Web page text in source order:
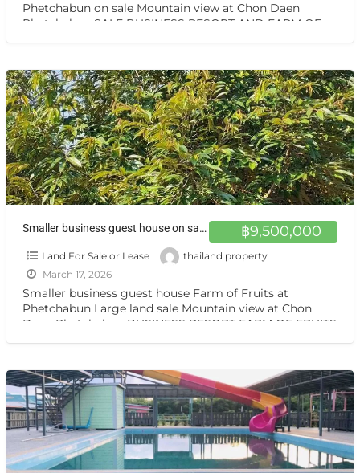
Phetchabun on sale Mountain view at Chon Daen
Phetchabun SALE BUSINESS RESORT AND FARM OF
฿9,500,000
Smaller business guest house on sale Mountain view at Chon Daen Phetchabun ขายกิจการห้องพักและสวนผลไม้ไทยฉ่ำๆ ชนแดน เพชรบูรณ์ 10 ไร่
Land For Sale or Lease
thailand property
March 17, 2026
Smaller business guest house Farm of Fruits at
Phetchabun Large land sale Mountain view at Chon
Daen Phetchabun BUSINESS RESORT FARM OF FRUITS